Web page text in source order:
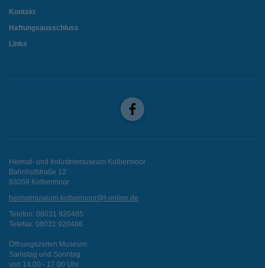
Kontakt
Haftungsausschluss
Links
Heimat- und Industriemuseum Kolbermoor
Bahnhofstraße 12
83059 Kolbermoor
heimatmuseum.kolbermoor@t-online.de
Telefon: 08031 920485
Telefax: 08031 920486
Öffnungszeiten Museum:
Samstag und Sonntag
von 14.00 - 17.00 Uhr